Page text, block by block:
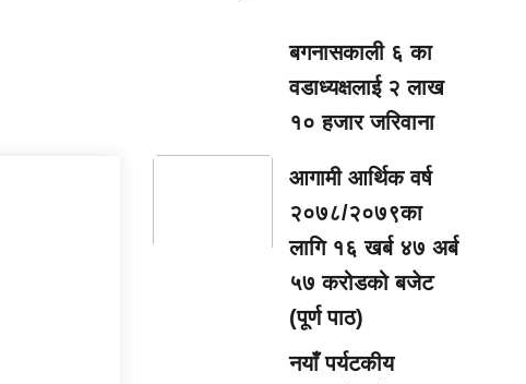
बगनासकाली ६ का
वडाध्यक्षलाई २ लाख
१० हजार जरिवाना
आगामी आर्थिक वर्ष
२०७८/२०७९का
लागि १६ खर्ब ४७ अर्ब
५७ करोडको बजेट
(पूर्ण पाठ)
नयाँ पर्यटकीय